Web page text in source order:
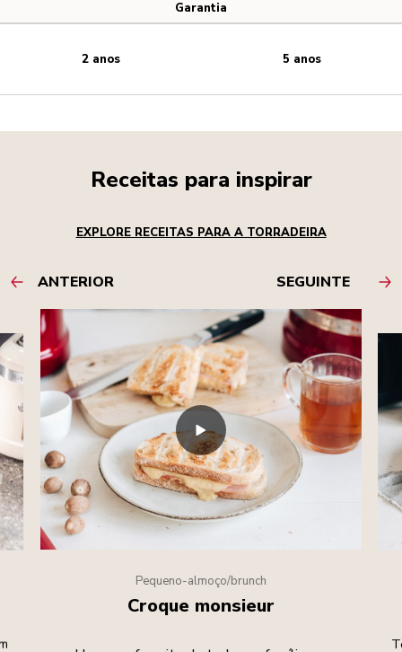
Garantia
2 anos 5 anos
Receitas para inspirar
EXPLORE RECEITAS PARA A TORRADEIRA
ANTERIOR SEGUINTE
Pequeno-almoço/brunch
Croque monsieur